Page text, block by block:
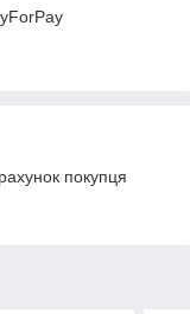
покупця